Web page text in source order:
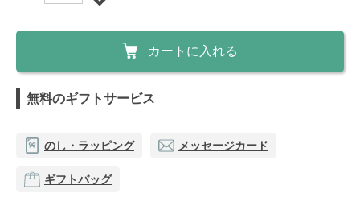
カートに入れる
無料のギフトサービス
のし・ラッピング メッセージカード
ギフトバッグ